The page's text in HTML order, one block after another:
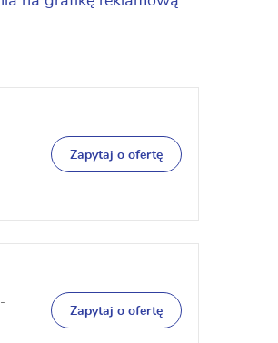
Zapytaj o ofertę
Zapytaj o ofertę